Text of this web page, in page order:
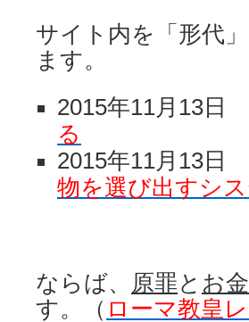
サイト内を「形代
ます。
2015年11月13日
る
2015年11月13日
物を選び出すシ
ならば、 原罪と お金
す。（ ローマ教皇